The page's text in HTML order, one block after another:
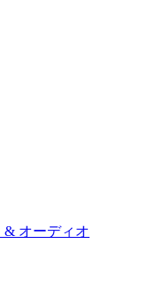
& オーディオ